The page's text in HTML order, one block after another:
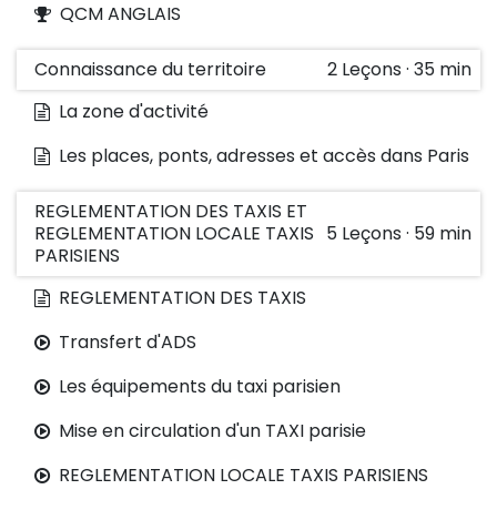
QCM ANGLAIS
Connaissance du territoire 2 Leçons · 35 min
La zone d'activité
Les places, ponts, adresses et accès dans Paris
REGLEMENTATION DES TAXIS ET
REGLEMENTATION LOCALE TAXIS
PARISIENS
5 Leçons · 59 min
REGLEMENTATION DES TAXIS
Transfert d'ADS
Les équipements du taxi parisien
Mise en circulation d'un TAXI parisie
REGLEMENTATION LOCALE TAXIS PARISIENS